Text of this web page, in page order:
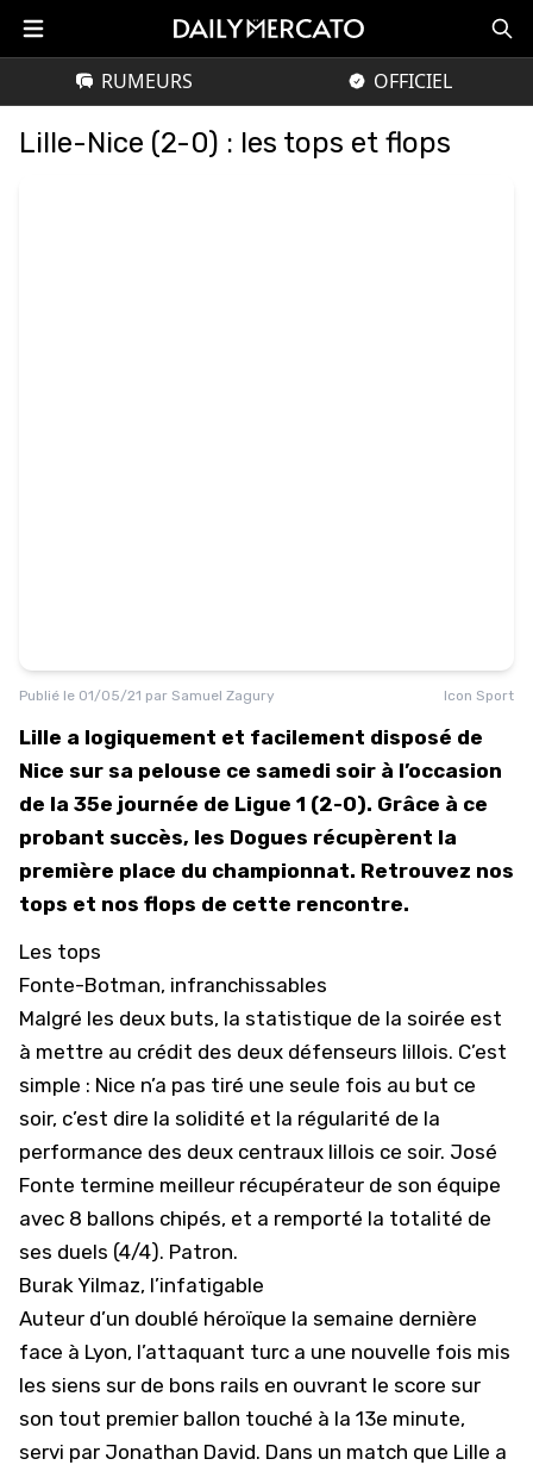
RUMEURS OFFICIEL
Lille-Nice (2-0) : les tops et flops
Publié le 01/05/21 par Samuel Zagury Icon Sport
Lille a logiquement et facilement disposé de
Nice sur sa pelouse ce samedi soir à l’occasion
de la 35e journée de Ligue 1 (2-0). Grâce à ce
probant succès, les Dogues récupèrent la
première place du championnat. Retrouvez nos
tops et nos flops de cette rencontre.
Les tops
Fonte-Botman, infranchissables
Malgré les deux buts, la statistique de la soirée est
à mettre au crédit des deux défenseurs lillois. C’est
simple : Nice n’a pas tiré une seule fois au but ce
soir, c’est dire la solidité et la régularité de la
performance des deux centraux lillois ce soir. José
Fonte termine meilleur récupérateur de son équipe
avec 8 ballons chipés, et a remporté la totalité de
ses duels (4/4). Patron.
Burak Yilmaz, l’infatigable
Auteur d’un doublé héroïque la semaine dernière
face à Lyon, l’attaquant turc a une nouvelle fois mis
les siens sur de bons rails en ouvrant le score sur
son tout premier ballon touché à la 13e minute,
servi par Jonathan David. Dans un match que Lille a